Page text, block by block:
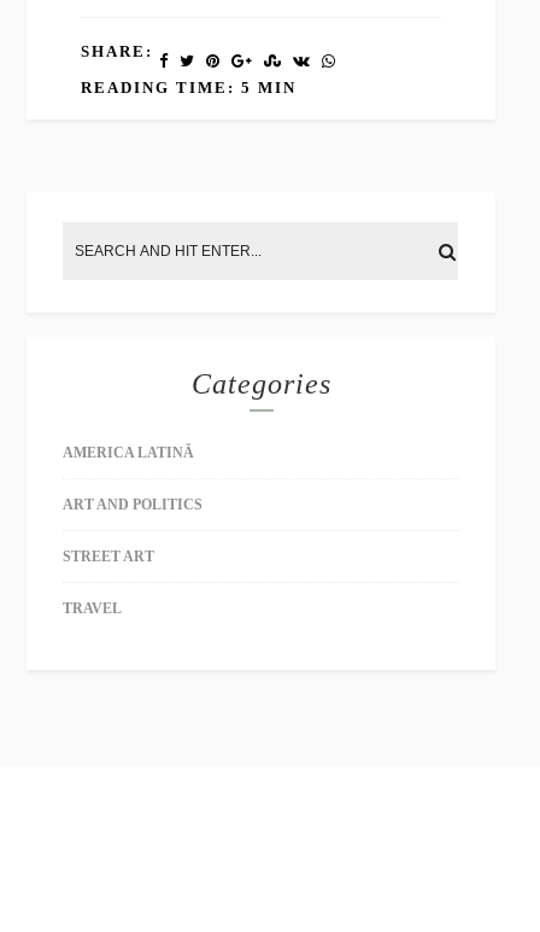
SHARE:
READING TIME: 5 MIN
Categories
AMERICA LATINĂ
ART AND POLITICS
STREET ART
TRAVEL